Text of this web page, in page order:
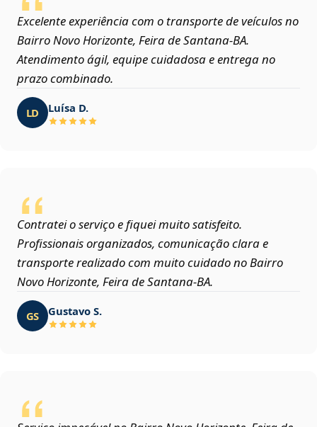
Excelente experiência com o transporte de veículos no
Bairro Novo Horizonte, Feira de Santana‑BA.
Atendimento ágil, equipe cuidadosa e entrega no
prazo combinado.
LD Luísa D.
Contratei o serviço e fiquei muito satisfeito.
Profissionais organizados, comunicação clara e
transporte realizado com muito cuidado no Bairro
Novo Horizonte, Feira de Santana‑BA.
GS Gustavo S.